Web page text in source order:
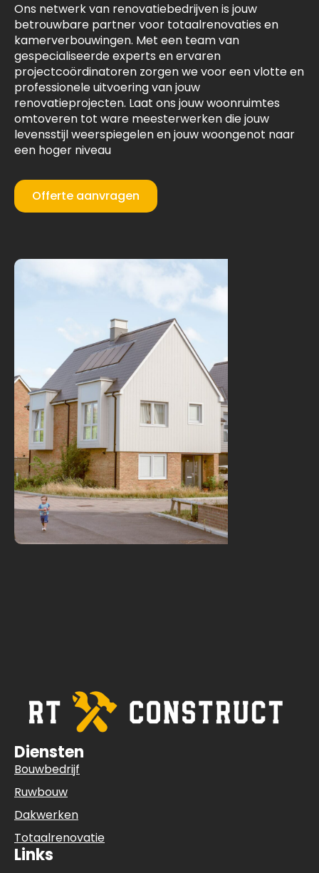
Ons netwerk van renovatiebedrijven is jouw
betrouwbare partner voor totaalrenovaties en
kamerverbouwingen. Met een team van
gespecialiseerde experts en ervaren
projectcoördinatoren zorgen we voor een vlotte en
professionele uitvoering van jouw
renovatieprojecten. Laat ons jouw woonruimtes
omtoveren tot ware meesterwerken die jouw
levensstijl weerspiegelen en jouw woongenot naar
een hoger niveau
Offerte aanvragen
Diensten
Bouwbedrijf
Ruwbouw
Dakwerken
Totaalrenovatie
Links